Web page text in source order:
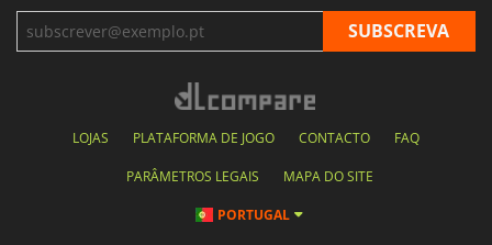
LOJAS PLATAFORMA DE JOGO CONTACTO FAQ
PARÂMETROS LEGAIS MAPA DO SITE
PORTUGAL